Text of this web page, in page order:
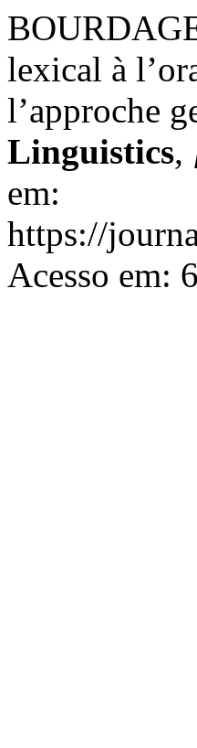
lexical à
l’approche
Linguistics,
em:
https://
Acesso em: